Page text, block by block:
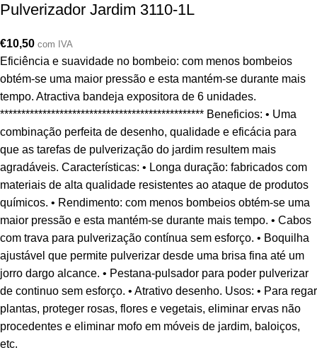
Pulverizador Jardim 3110-1L
€10,50 com IVA
Eficiência e suavidade no bombeio: com menos bombeios
obtém-se uma maior pressão e esta mantém-se durante mais
tempo. Atractiva bandeja expositora de 6 unidades.
************************************************ Beneficios: • Uma
combinação perfeita de desenho, qualidade e eficácia para
que as tarefas de pulverização do jardim resultem mais
agradáveis. Características: • Longa duração: fabricados com
materiais de alta qualidade resistentes ao ataque de produtos
químicos. • Rendimento: com menos bombeios obtém-se uma
maior pressão e esta mantém-se durante mais tempo. • Cabos
com trava para pulverização contínua sem esforço. • Boquilha
ajustável que permite pulverizar desde uma brisa fina até um
jorro dargo alcance. • Pestana-pulsador para poder pulverizar
de continuo sem esforço. • Atrativo desenho. Usos: • Para regar
plantas, proteger rosas, flores e vegetais, eliminar ervas não
procedentes e eliminar mofo em móveis de jardim, baloiços,
etc.